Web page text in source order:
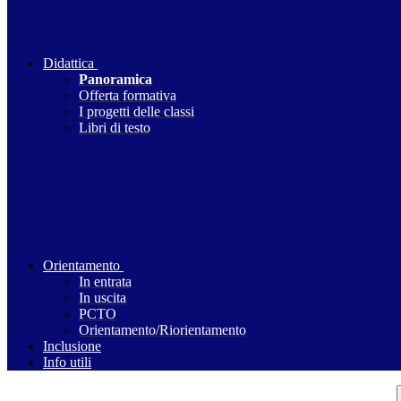
Didattica
Panoramica
Offerta formativa
I progetti delle classi
Libri di testo
Orientamento
In entrata
In uscita
PCTO
Orientamento/Riorientamento
Inclusione
Info utili